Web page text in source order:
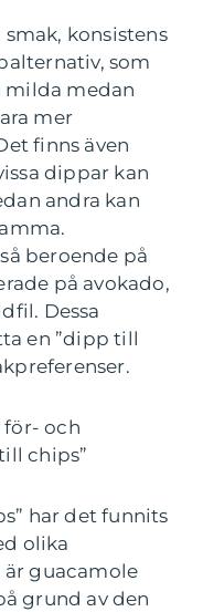
konsistens
som
milda medan
mer
finns även
dippar kan
andra kan
beroende på
på avokado,
Dessa
en ”dipp till
för- och
chips”
har det funnits
olika
guacamole
grund av den